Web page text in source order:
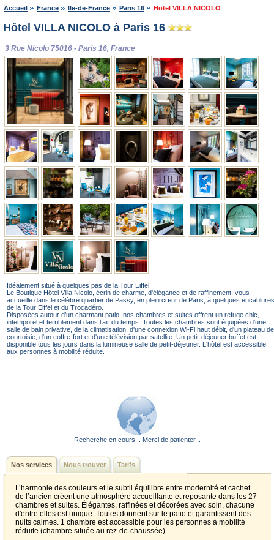
Accueil France Ile-de-France Paris 16 Hotel VILLA NICOLO
Hôtel VILLA NICOLO à Paris 16
3 Rue Nicolo 75016 - Paris 16, France
Idéalement situé à quelques pas de la Tour Eiffel
Le Boutique Hôtel Villa Nicolo, écrin de charme, d'élégance et de raffinement, vous
accueille dans le célèbre quartier de Passy, en plein cœur de Paris, à quelques encablures
de la Tour Eiffel et du Trocadéro.
Disposées autour d’un charmant patio, nos chambres et suites offrent un refuge chic,
intemporel et terriblement dans l’air du temps. Toutes les chambres sont équipées d'une
salle de bain privative, de la climatisation, d'une connexion Wi-Fi haut débit, d'un plateau de
courtoisie, d'un coffre-fort et d'une télévision par satellite. Un petit-déjeuner buffet est
disponible tous les jours dans la lumineuse salle de petit-déjeuner. L'hôtel est accessible
aux personnes à mobilité réduite.
Recherche en cours... Merci de patienter...
Nos services Nous trouver Tarifs
L’harmonie des couleurs et le subtil équilibre entre modernité et cachet
de l’ancien créent une atmosphère accueillante et reposante dans les 27
chambres et suites. Élégantes, raffinées et décorées avec soin, chacune
d'entre elles est unique. Toutes donnent sur le patio et garantissent des
nuits calmes. 1 chambre est accessible pour les personnes à mobilité
réduite (chambre située au rez-de-chaussée).